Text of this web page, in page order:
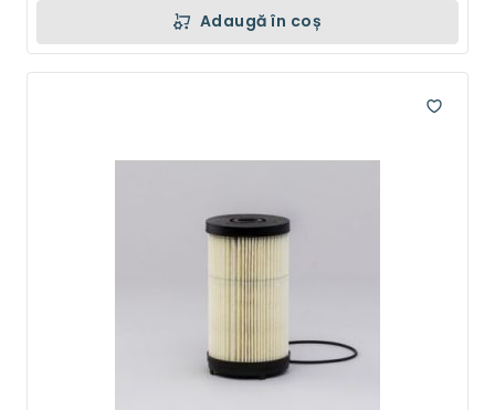
Adaugă în coș